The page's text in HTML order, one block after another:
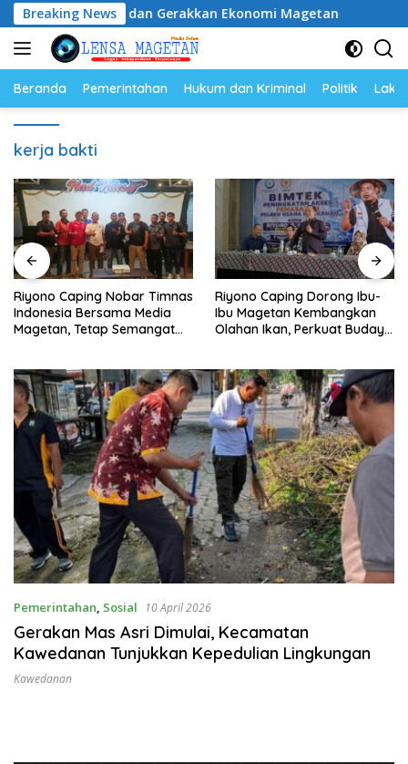
Langsung
ke
konten
Breaking News
SDM dan Gerakkan Ekonomi Magetan
Beranda Pemerintahan Hukum dan Kriminal Politik
kerja bakti
Riyono Caping Nobar Timnas
Indonesia Bersama Media
Magetan, Tetap Semangat
Riyono Caping Dorong Ibu-
Ibu Magetan Kembangkan
Olahan Ikan, Perkuat Budaya
Pemerintahan, Sosial 10 April 2026
Gerakan Mas Asri Dimulai, Kecamatan
Kawedanan Tunjukkan Kepedulian Lingkungan
Kawedanan